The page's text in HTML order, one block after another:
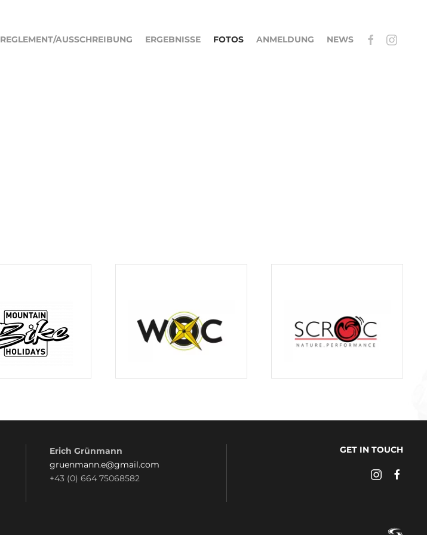
REGLEMENT/AUSSCHREIBUNG ERGEBNISSE FOTOS ANMELDUNG NEWS
Erich Grünmann
gruenmann.e@gmail.com
+43 (0) 664 75068582
GET IN TOUCH